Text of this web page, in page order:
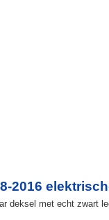
2016
deksel met echt zwart